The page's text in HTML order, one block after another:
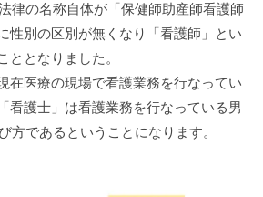
律の名称⾃体が「保健師助産師看護師
性別の区別が無くなり「看護師」とい
ととなりました。
在医療の現場で看護業務を⾏なってい
看護⼠」は看護業務を⾏なっている男
⽅であるということになります。